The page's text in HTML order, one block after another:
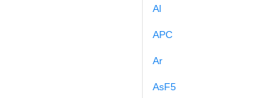
Al
APC
Ar
AsF5